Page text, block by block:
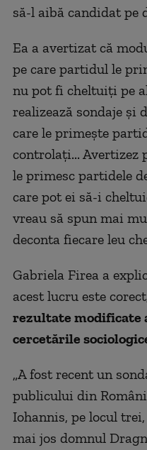
să-l aibă candidat pe
Ea a avertizat că
pe care partidul le
nu pot fi cheltuiţi pe
realizează sondaje şi
care le primeşte
controlaţi... Avertizez
le primesc partidele
care pot ei să-i
vreau să spun mai
deconta fiecare leu
Gabriela Firea a
acest lucru este
rezultate modificate
cercetările
„A fost recent un
publicului din
Iohannis, pe locul
mai jos domnul